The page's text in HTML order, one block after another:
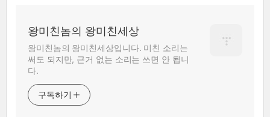
왕미친놈의 왕미친세상
왕미친놈의 왕미친세상입니다. 미친 소리는
써도 되지만, 근거 없는 소리는 쓰면 안 됩니
다.
구독하기